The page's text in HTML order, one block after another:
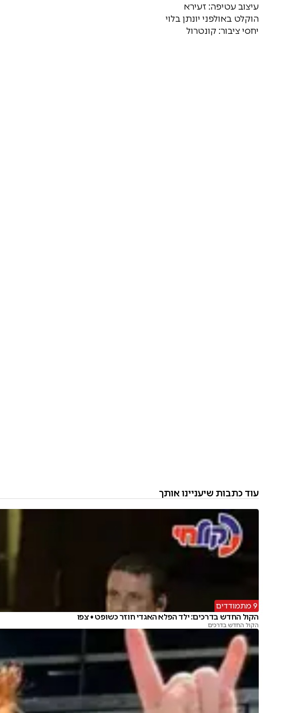
עיצוב עטיפה: זעירא
הוקלט באולפני יונתן בלוי
יחסי ציבור: קונטרול
עוד כתבות שיעניינו אותך
9 מתמודדים
הקול החדש בדרכים: ילד הפלא האגדי חוזר כשופט • צפו
הקול החדש בדרכים